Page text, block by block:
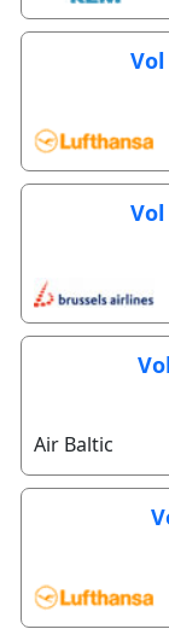
Air Baltic